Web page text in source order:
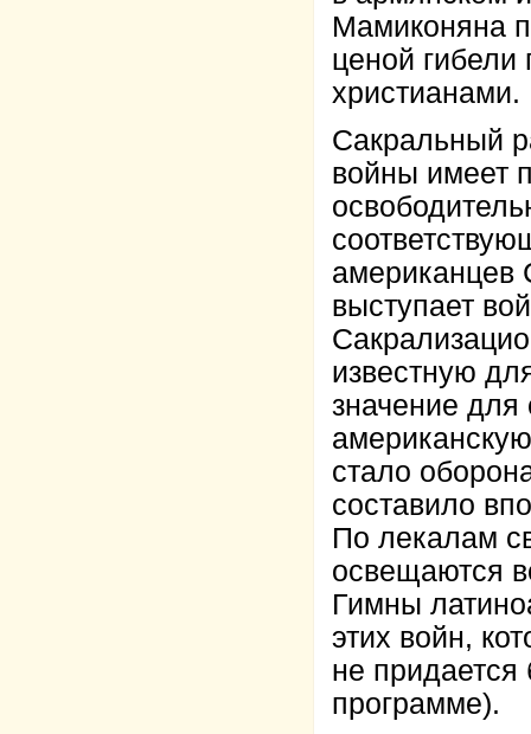
Мамиконяна
ценой гибели
христианами.
Сакральный
войны имеет
американцев
выступает
известную
значение для
стало
составило
По лекалам
освещаются
Гимны
этих войн,
не придается
программе).